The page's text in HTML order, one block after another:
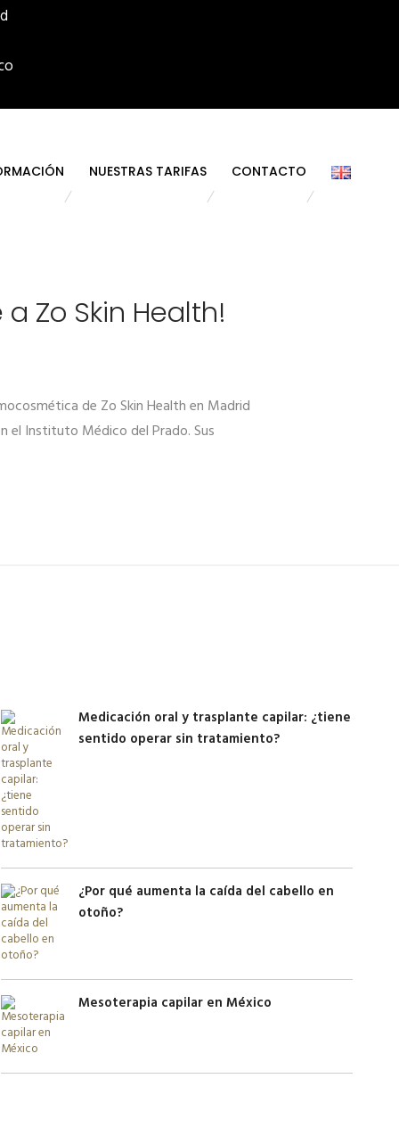
NUESTRAS TARIFAS CONTACTO
Zo Skin Health!
de Zo Skin Health en Madrid
el Instituto Médico del Prado. Sus
Medicación oral y trasplante capilar: ¿tiene
sentido operar sin tratamiento?
¿Por qué aumenta la caída del cabello en
otoño?
Mesoterapia capilar en México